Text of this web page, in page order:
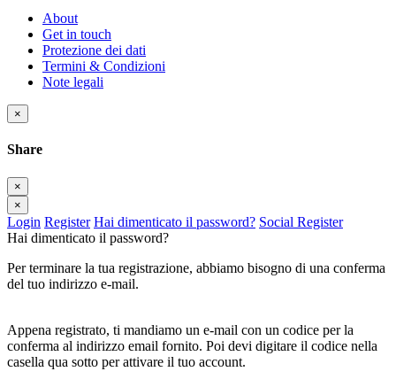
About
Get in touch
Protezione dei dati
Termini & Condizioni
Note legali
×
Share
×
×
Login Register Hai dimenticato il password? Social Register
Hai dimenticato il password?
Per terminare la tua registrazione, abbiamo bisogno di una conferma
del tuo indirizzo e-mail.
Appena registrato, ti mandiamo un e-mail con un codice per la
conferma al indirizzo email fornito. Poi devi digitare il codice nella
casella qua sotto per attivare il tuo account.